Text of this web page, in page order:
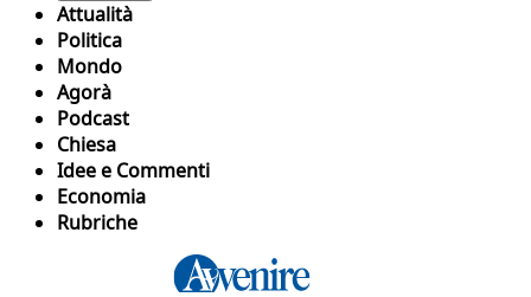
Attualità
Politica
Mondo
Agorà
Podcast
Chiesa
Idee e Commenti
Economia
Rubriche